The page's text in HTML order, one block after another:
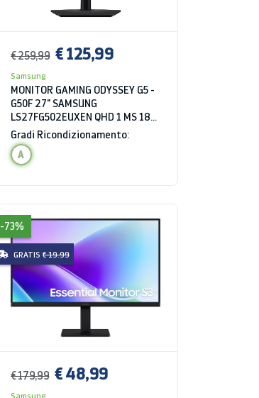
€ 259,99 € 125,99
Samsung
MONITOR GAMING ODYSSEY G5 -
G50F 27" SAMSUNG
LS27FG502EUXEN QHD 1 MS 180
HZ HDR
Gradi Ricondizionamento:
A
-73%
GRATIS € 19.99
€ 179,99 € 48,99
Samsung